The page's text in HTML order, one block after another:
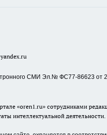
СМИ Эл.№ ФС77-86623 от
«oren1.ru» сотрудниками
интеллектуальной деятельности.